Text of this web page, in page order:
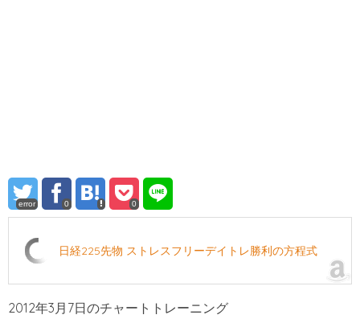
error 0 0
日経225先物 ストレスフリーデイトレ勝利の方程式
2012年3月7日のチャートトレーニング